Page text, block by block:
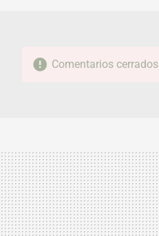
Comentarios cerrados